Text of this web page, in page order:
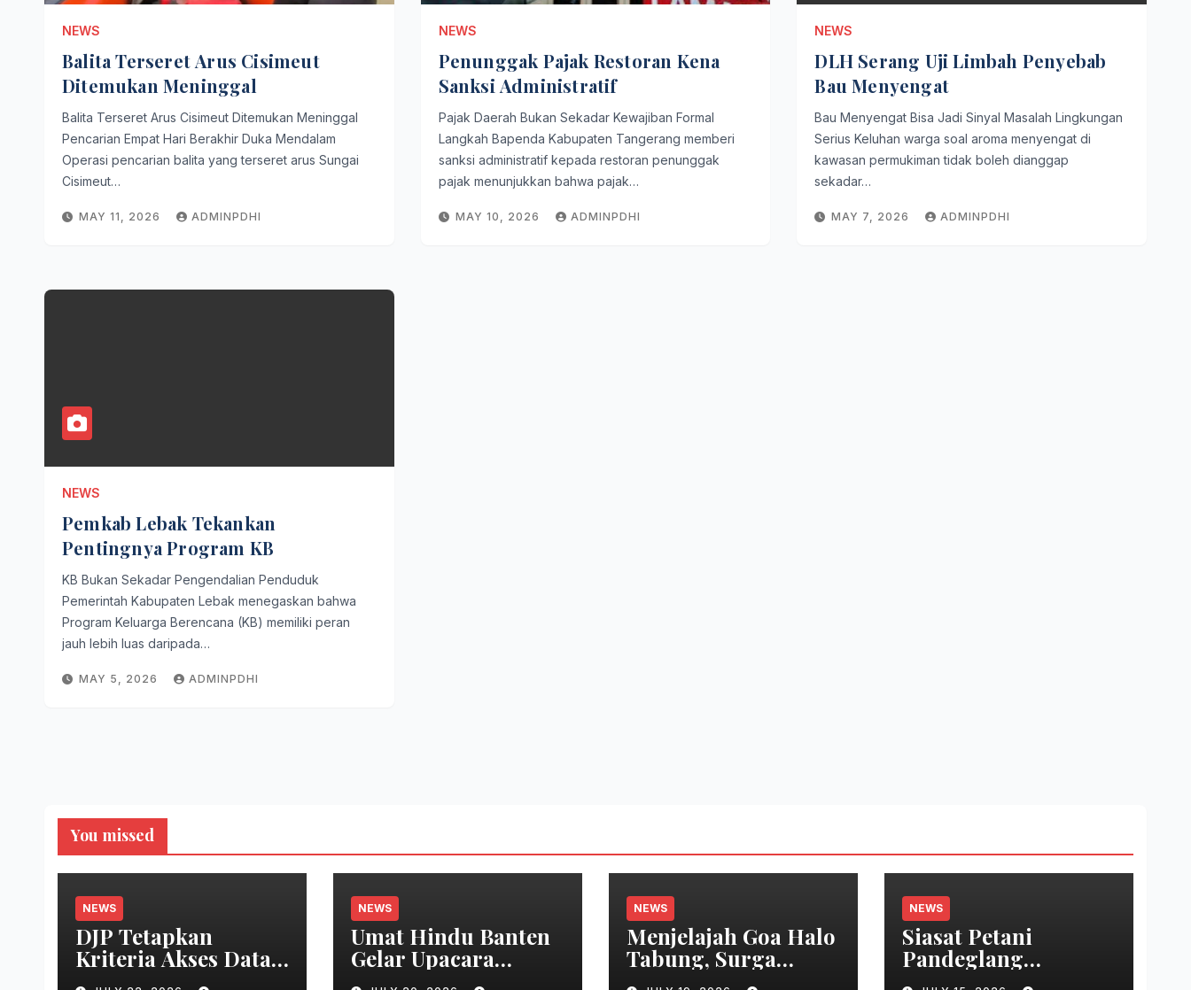
NEWS
Balita Terseret Arus Cisimeut
Ditemukan Meninggal
Balita Terseret Arus Cisimeut Ditemukan Meninggal
Pencarian Empat Hari Berakhir Duka Mendalam
Operasi pencarian balita yang terseret arus Sungai
Cisimeut…
MAY 11, 2026 ADMINPDHI
NEWS
Penunggak Pajak Restoran Kena
Sanksi Administratif
Pajak Daerah Bukan Sekadar Kewajiban Formal
Langkah Bapenda Kabupaten Tangerang memberi
sanksi administratif kepada restoran penunggak
pajak menunjukkan bahwa pajak…
MAY 10, 2026 ADMINPDHI
NEWS
DLH Serang Uji Limbah Penyebab
Bau Menyengat
Bau Menyengat Bisa Jadi Sinyal Masalah Lingkungan
Serius Keluhan warga soal aroma menyengat di
kawasan permukiman tidak boleh dianggap
sekadar…
MAY 7, 2026 ADMINPDHI
NEWS
Pemkab Lebak Tekankan
Pentingnya Program KB
KB Bukan Sekadar Pengendalian Penduduk
Pemerintah Kabupaten Lebak menegaskan bahwa
Program Keluarga Berencana (KB) memiliki peran
jauh lebih luas daripada…
MAY 5, 2026 ADMINPDHI
You missed
NEWS
DJP Tetapkan
Kriteria Akses Data
Rekening Wajib
NEWS
Umat Hindu Banten
Gelar Upacara
Melasti di Pantai
NEWS
Menjelajah Goa Halo
Tabung, Surga
Geologi di Berau
NEWS
Siasat Petani
Pandeglang
Amankan Sawah